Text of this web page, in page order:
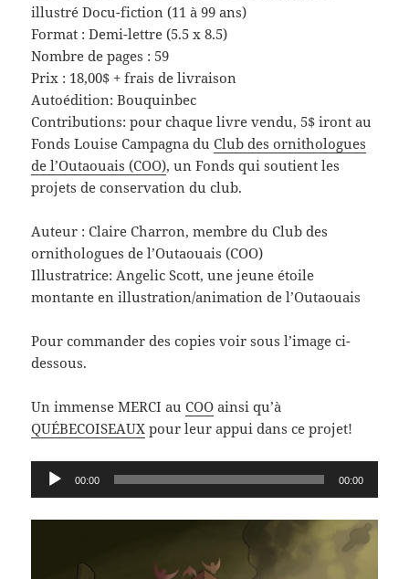
illustré Docu-fiction (11 à 99 ans)
Format : Demi-lettre (5.5 x 8.5)
Nombre de pages : 59
Prix : 18,00$ + frais de livraison
Autoédition: Bouquinbec
Contributions: pour chaque livre vendu, 5$ iront au
Fonds Louise Campagna duClub des ornithologues
de l’Outaouais (COO), un Fonds qui soutient les
projets de conservation du club.
Auteur : Claire Charron, membre du Club des
ornithologues de l’Outaouais (COO)
Illustratrice: Angelic Scott, une jeune étoile
montante en illustration/animation de l’Outaouais
Pour commander des copies voir sous l’image ci-
dessous.
Un immense MERCI auCOO ainsi qu’à
QUÉBECOISEAUX pour leur appui dans ce projet!
Lecteur 00:00 00:00